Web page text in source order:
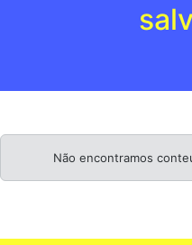
Não encontramos